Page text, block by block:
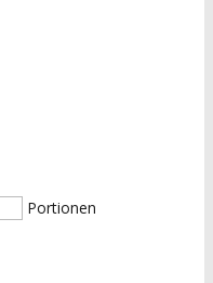
Portionen